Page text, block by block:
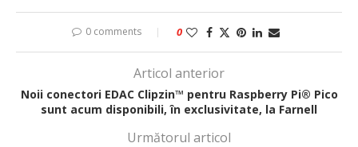
0 comments 0
Articol anterior
Noii conectori EDAC Clipzin™ pentru Raspberry Pi® Pico
sunt acum disponibili, în exclusivitate, la Farnell
Următorul articol